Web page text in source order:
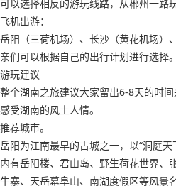
可以选择相反的游玩线路，从郴州一路
飞机出游：
岳阳（三荷机场）、长沙（黄花机场）
亲们可以根据自己的出行计划进行选择。
游玩建议
整个湖南之旅建议大家留出6-8天的时
感受湖南的风土人情。
推荐城市。
岳阳为江南最早的古城之一，以“洞庭
内有岳阳楼、君山岛、野生荷花世界、
牛寨、天岳幕阜山、南湖度假区等风景